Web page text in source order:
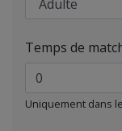
Temps de
Uniquement dans